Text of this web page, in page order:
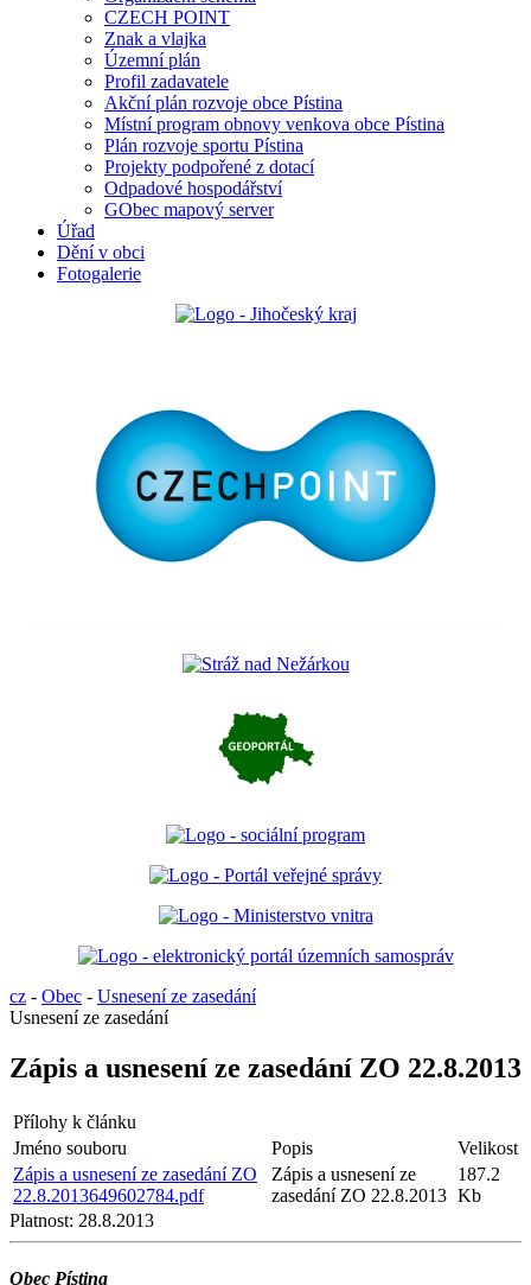
CZECH POINT
Znak a vlajka
Územní plán
Profil zadavatele
Akční plán rozvoje obce Pístina
Místní program obnovy venkova obce Pístina
Plán rozvoje sportu Pístina
Projekty podpořené z dotací
Odpadové hospodářství
GObec mapový server
Úřad
Dění v obci
Fotogalerie
cz - Obec - Usnesení ze zasedání
Usnesení ze zasedání
Zápis a usnesení ze zasedání ZO 22.8.2013
Přílohy k článku
Jméno souboru
Popis
Velikost
Zápis a usnesení ze zasedání ZO
22.8.2013649602784.pdf
Zápis a usnesení ze
zasedání ZO 22.8.2013
187.2
Kb
Platnost: 28.8.2013
Obec Pístina